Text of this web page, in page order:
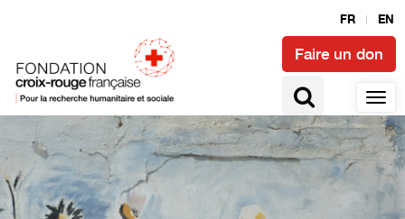
FR EN
Faire un don